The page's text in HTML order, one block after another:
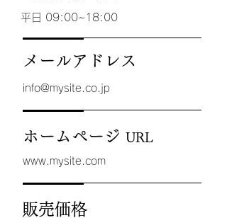
平日 09:00~18:00
メールアドレス
info@mysite.co.jp
ホームページ URL
www.mysite.com
販売価格